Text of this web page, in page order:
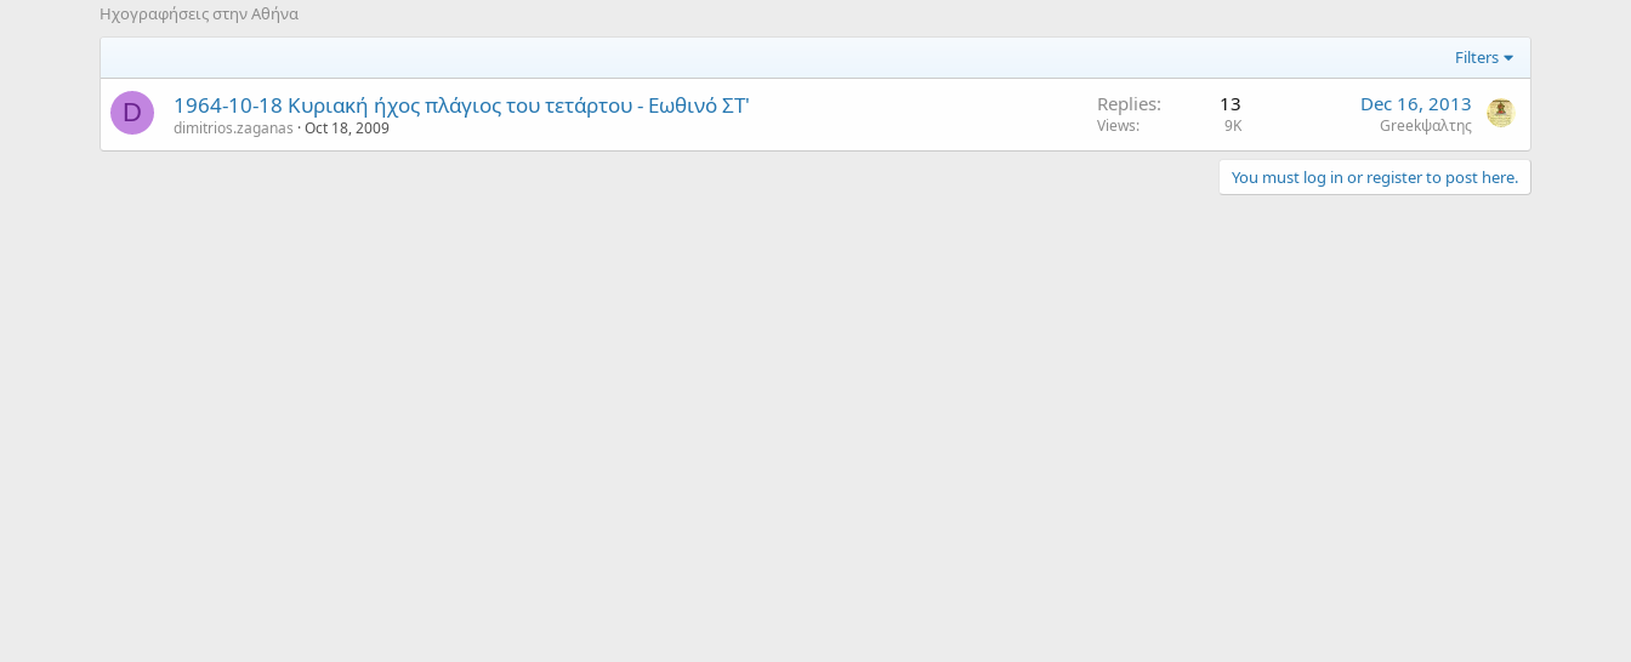
Ηχογραφήσεις στην Αθήνα
Filters
D 1964-10-18 Κυριακή ήχος πλάγιος του τετάρτου - Εωθινό ΣΤ'
dimitrios.zaganas Oct 18, 2009
Replies 13
Views 9K
Dec 16, 2013
Greekψαλτης
You must log in or register to post here.